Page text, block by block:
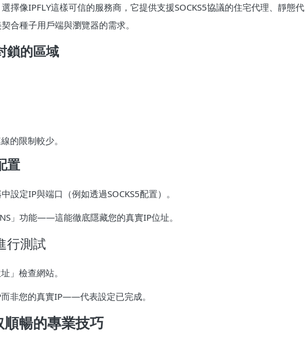
擇像IPFLY這樣可信的服務商，它提供支援SOCKS5協議的住宅代理、靜態代
種子用戶端與瀏覽器的需求。
鎖的區域
的限制較少。
置
設定IP與端口（例如透過SOCKS5配置）。
」功能——這能徹底隱藏您的真實IP位址。
行測試
」檢查網站。
非您的真實IP——代表設定已完成。
暢的專業技巧